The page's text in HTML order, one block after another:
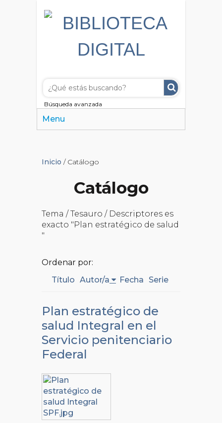
Búsqueda avanzada
Menu
Inicio / Catálogo
Catálogo
Tema / Tesauro / Descriptores es
exacto "Plan estratégico de salud
"
Ordenar por:
Título Autor/a Fecha Serie
Plan estratégico de
salud Integral en el
Servicio penitenciario
Federal